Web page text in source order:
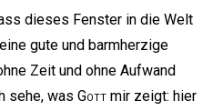
dieses Fenster in die Welt
gute und barmherzige
Zeit und ohne Aufwand
sehe, was Gott mir zeigt: hier